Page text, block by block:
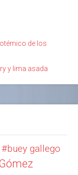
de los
y lima asada
buey gallego